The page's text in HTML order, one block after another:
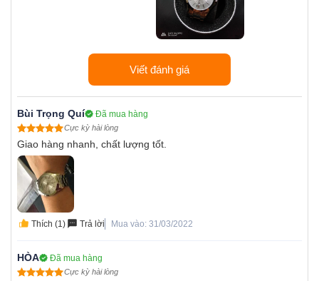
Viết đánh giá
Bùi Trọng Quí Đã mua hàng
Cực kỳ hài lòng
Giao hàng nhanh, chất lượng tốt.
Thích (1) Trả lời Mua vào: 31/03/2022
HÒA Đã mua hàng
Cực kỳ hài lòng